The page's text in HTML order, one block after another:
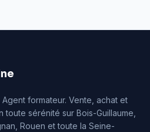
formateur. Vente, achat et
sérénité sur Bois-Guillaume,
Rouen et toute la Seine-